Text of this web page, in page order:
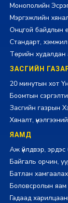
Монополийн
Мэргэжлийн
Онцгой байдлын
Стандарт, хэмжил
Төрийн
ЗАСГИЙН
20 минутын хот
Боомтын
Засгийн газрын
Хяналт,
ЯАМД
Аж үйлдвэр,
Байгаль орчин,
Батлан
Боловсролын яам
Гадаад